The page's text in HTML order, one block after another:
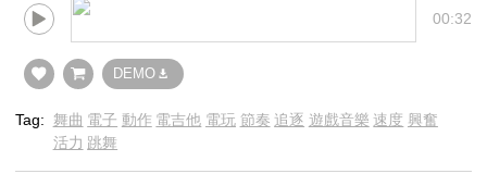
00:32
DEMO
Tag: 舞曲 電子 動作 電吉他 電玩 節奏 追逐 遊戲音樂 速度 興奮
活力 跳舞